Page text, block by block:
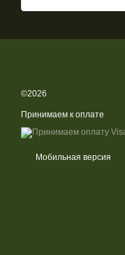
©2026
Принимаем к оплате
Мобильная версия